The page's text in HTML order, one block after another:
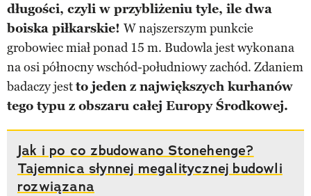
długości, czyli w przybliżeniu tyle, ile dwa
boiska piłkarskie! W najszerszym punkcie
grobowiec miał ponad 15 m. Budowla jest wykonana
na osi północny wschód-południowy zachód. Zdaniem
badaczy jestto jeden z największych kurhanów
tego typu z obszaru całej Europy Środkowej.
Jak i po co zbudowano Stonehenge?
Tajemnica słynnej megalitycznej budowli
rozwiązana